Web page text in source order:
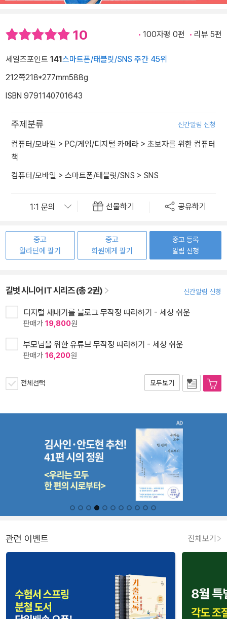
10 100자평 0편 리뷰 5편
세일즈포인트 141스마트폰/태블릿/SNS 주간 45위
212쪽218*277mm588g
ISBN 9791140701643
주제분류 신간알림 신청
컴퓨터/모바일 > PC/게임/디지털 카메라 > 초보자를 위한 컴퓨터
책
컴퓨터/모바일 > 스마트폰/태블릿/SNS > SNS
선물하기 공유하기
중고
알라딘에 팔기
중고
회원에게 팔기
중고 등록
알림 신청
길벗 시니어 IT 시리즈 (총 2권) 신간알림 신청
디지털 새내기를 블로그 무작정 따라하기 - 세상 쉬운
판매가 19,800원
부모님을 위한 유튜브 무작정 따라하기 - 세상 쉬운
판매가 16,200원
전체선택 모두보기
관련 이벤트 전체보기